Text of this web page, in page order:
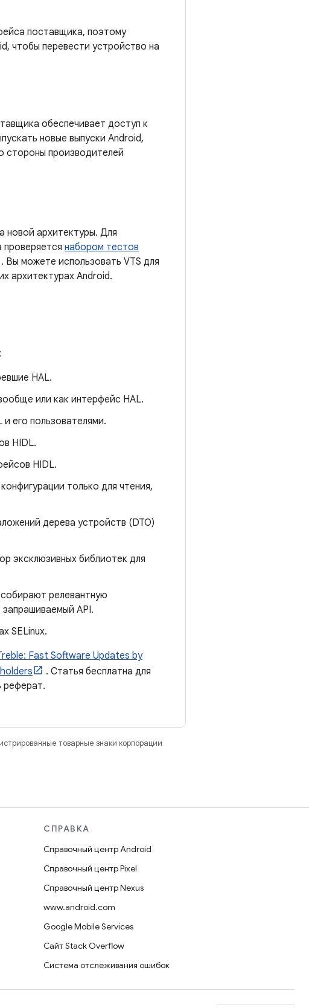
поставщика, поэтому
чтобы перевести устройство на
обеспечивает доступ к
новые выпуски Android,
стороны производителей
новой архитектуры. Для
набором тестов
. Вы можете использовать VTS для
архитектурах Android.
HAL.
или как интерфейс HAL.
его пользователями.
HIDL.
HIDL.
только для чтения,
дерева устройств (DTO)
эксклюзивных библиотек для
релевантную
API.
SELinux.
Fast Software Updates by
. Статья бесплатна для
реферат.
товарные знаки корпорации
СПРАВКА
Справочный центр Android
Справочный центр Pixel
Справочный центр Nexus
www.android.com
Google Mobile Services
Сайт Stack Overflow
Система отслеживания ошибок